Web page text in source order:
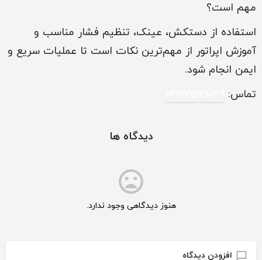
مهم است؟
استفاده از دستکش، عینک، تنظیم فشار مناسب و
آموزش اپراتور از مهم‌ترین نکات است تا عملیات سریع و
ایمن انجام شود.
تماس:
دیدگاه ها
هنوز دیدگاهی وجود ندارد.
افزودن دیدگاه